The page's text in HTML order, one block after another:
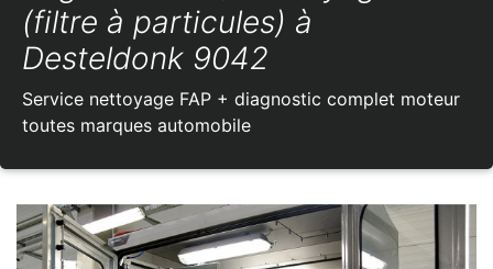
(filtre à particules) à
Desteldonk 9042
Service nettoyage FAP + diagnostic complet moteur
toutes marques automobile